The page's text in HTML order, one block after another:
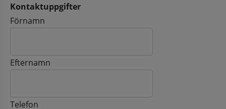
Kontaktuppgifter
Kontaktuppgifter
Förnamn
Efternamn
Telefon